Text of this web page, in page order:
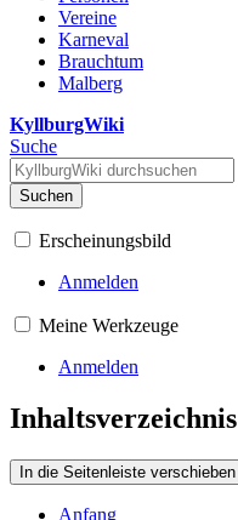
Vereine
Karneval
Brauchtum
Malberg
KyllburgWiki
Suche
Suchen
Erscheinungsbild
Anmelden
Meine Werkzeuge
Anmelden
Inhaltsverzeichnis
In die Seitenleiste verschieben
Anfang